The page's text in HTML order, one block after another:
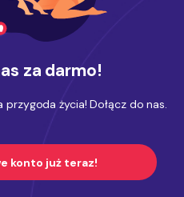
za darmo!
życia! Dołącz do nas.
konto już teraz!